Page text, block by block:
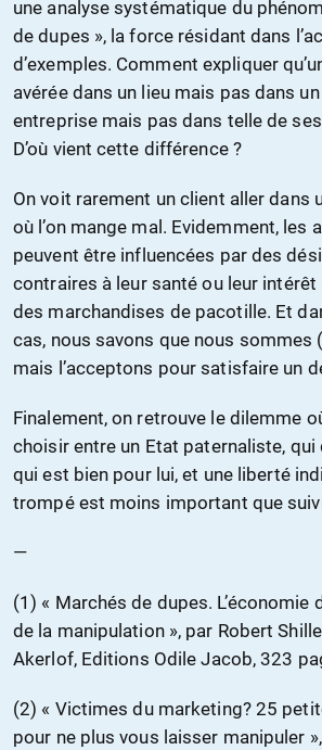
une analyse systématique du
de dupes », la force résidant dans
d’exemples. Comment expliquer
avérée dans un lieu mais pas dans
entreprise mais pas dans telle de
D’où vient cette différence ?
On voit rarement un client aller dans
où l’on mange mal. Evidemment, les
peuvent être influencées par des
contraires à leur santé ou leur
des marchandises de pacotille. Et
cas, nous savons que nous sommes
mais l’acceptons pour satisfaire un
Finalement, on retrouve le dilemme
choisir entre un Etat paternaliste, qui
qui est bien pour lui, et une liberté
trompé est moins important que
—
(1) « Marchés de dupes. L’économie
de la manipulation », par Robert
Akerlof, Editions Odile Jacob, 323
(2) « Victimes du marketing? 25
pour ne plus vous laisser manipuler